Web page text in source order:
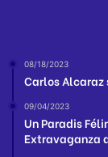
08/18/2023
Carlos Alcaraz
09/04/2023
Un Paradis
Extravaganza